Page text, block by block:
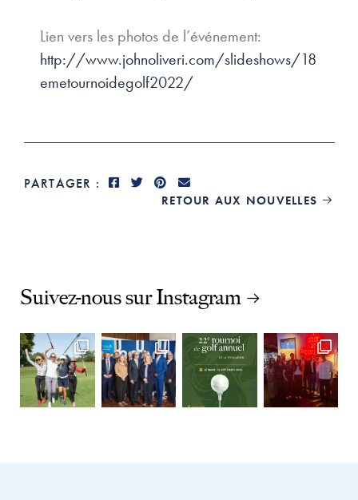
Lien vers les photos de l’événement:
http://www.johnoliveri.com/slideshows/18
emetournoidegolf2022/
PARTAGER :
RETOUR AUX NOUVELLES 
Suivez-nous sur Instagram